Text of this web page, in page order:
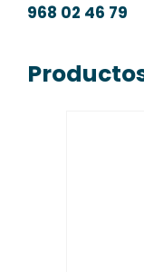
968 02 46 79